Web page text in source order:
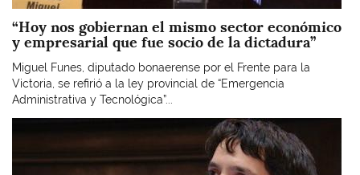
“Hoy nos gobiernan el mismo sector económico
y empresarial que fue socio de la dictadura”
Miguel Funes, diputado bonaerense por el Frente para la
Victoria, se refirió a la ley provincial de “Emergencia
Administrativa y Tecnológica”...